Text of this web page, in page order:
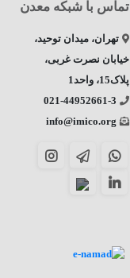
تماس با شبکه معدن
تهران، میدان توحید،
خیابان نصرت غربی،
پلاک15، واحد1
021-44952661-3
info@imico.org